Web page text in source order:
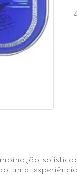
uma